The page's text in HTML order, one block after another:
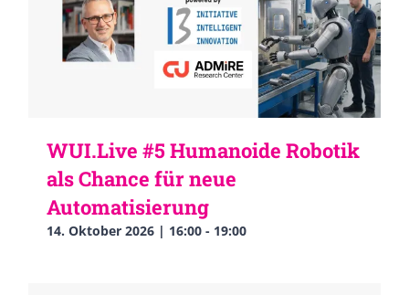
WUI.Live #5 Humanoide Robotik
als Chance für neue
Automatisierung
14. Oktober 2026 | 16:00 - 19:00